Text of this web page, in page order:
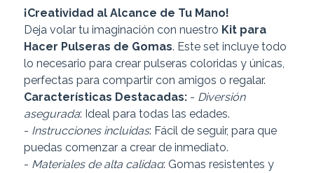
¡Creatividad al Alcance de Tu Mano!
Deja volar tu imaginación con nuestro Kit para
Hacer Pulseras de Gomas. Este set incluye todo
lo necesario para crear pulseras coloridas y únicas,
perfectas para compartir con amigos o regalar.
Características Destacadas:- Diversión
asegurada: Ideal para todas las edades.
- Instrucciones incluidas: Fácil de seguir, para que
puedas comenzar a crear de inmediato.
- Materiales de alta calidad: Gomas resistentes y